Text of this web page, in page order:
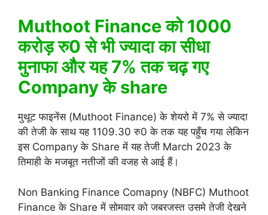
Muthoot Finance को 1000
करोड़ रु0 से भी ज्यादा का सीधा
मुनाफा और यह 7% तक चढ़ गए
Company के share
मुथूट फाइनेंस (Muthoot Finance) के शेयरो में 7% से ज्यादा
की तेजी के साथ यह 1109.30 रु0 के तक यह पहुँच गया लेकिन
इस Company के Share में यह तेजी March 2023 के
तिमाही के मजबूत नतीजों की वजह से आई हैं।
Non Banking Finance Comapny (NBFC) Muthoot
Finance के Share में सोमवार को जबरजस्त उसमे तेजी देखने